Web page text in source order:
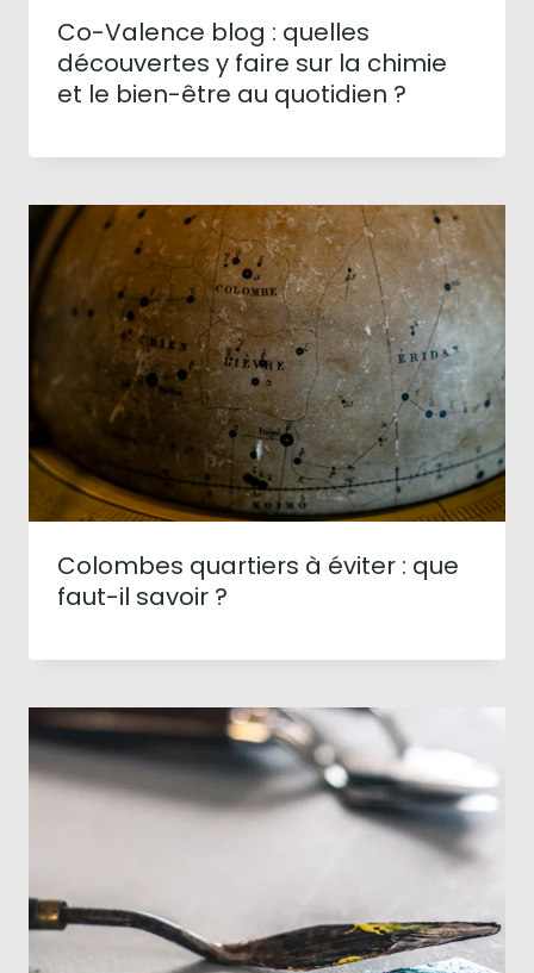
Co-Valence blog : quelles
découvertes y faire sur la chimie
et le bien-être au quotidien ?
Colombes quartiers à éviter : que
faut-il savoir ?